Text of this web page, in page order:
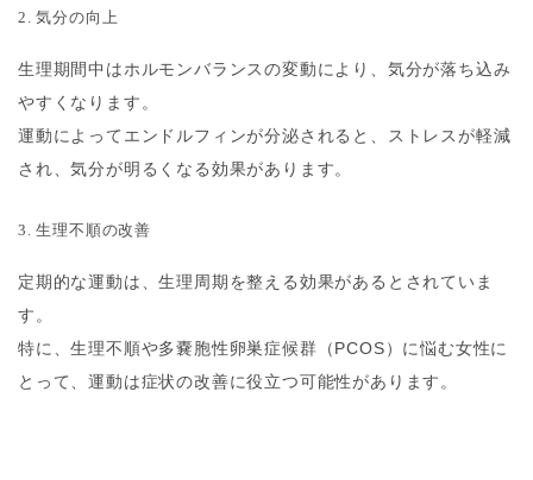
2. 気分の向上
生理期間中はホルモンバランスの変動により、気分が落ち込み
やすくなります。
運動によってエンドルフィンが分泌されると、ストレスが軽減
され、気分が明るくなる効果があります。
3. 生理不順の改善
定期的な運動は、生理周期を整える効果があるとされていま
す。
特に、生理不順や多嚢胞性卵巣症候群（PCOS）に悩む女性に
とって、運動は症状の改善に役立つ可能性があります。